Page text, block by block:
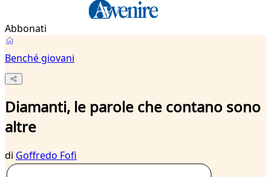
Abbonati
Benché giovani
Diamanti, le parole che contano sono
altre
di Goffredo Fofi